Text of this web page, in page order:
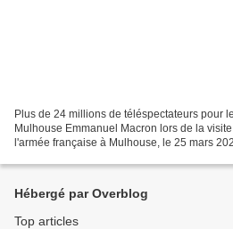
Plus de 24 millions de téléspectateurs pour
Mulhouse Emmanuel Macron lors de la
l'armée française à Mulhouse, le 25 mars
Hébergé par Overblog
Top articles